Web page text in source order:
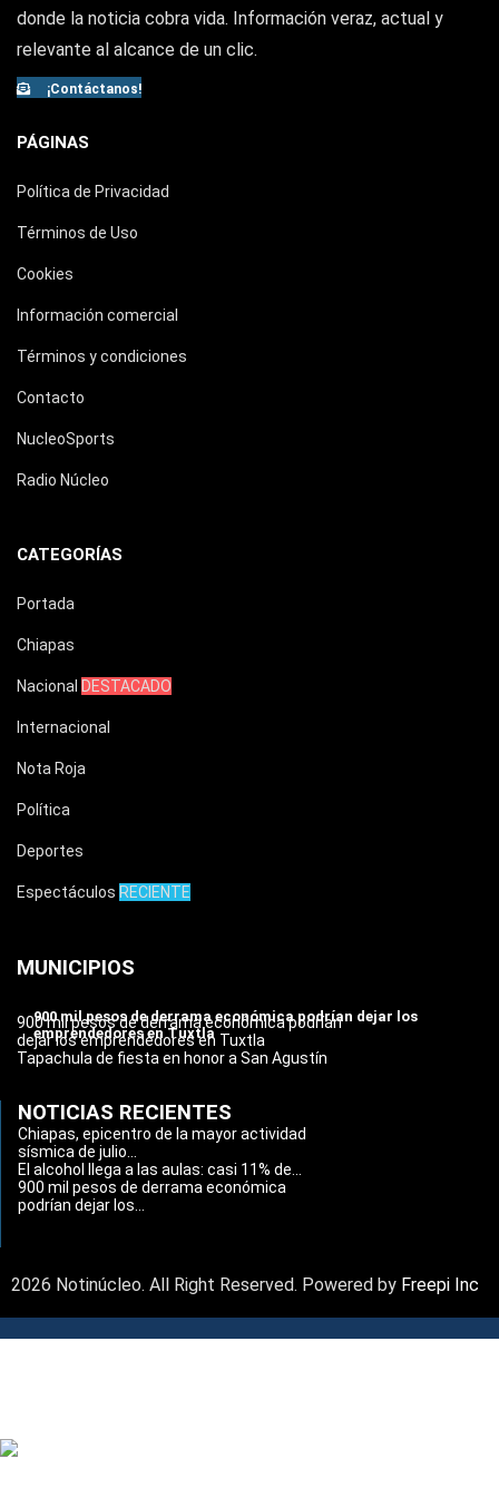
donde la noticia cobra vida. Información veraz, actual y
relevante al alcance de un clic.
¡Contáctanos!
PÁGINAS
Política de Privacidad
Términos de Uso
Cookies
Información comercial
Términos y condiciones
Contacto
NucleoSports
Radio Núcleo
CATEGORÍAS
Portada
Chiapas
Nacional DESTACADO
Internacional
Nota Roja
Política
Deportes
Espectáculos RECIENTE
MUNICIPIOS
900 mil pesos de derrama económica podrían dejar los
emprendedores en Tuxtla
900 mil pesos de derrama económica podrían
dejar los emprendedores en Tuxtla
Tapachula de fiesta en honor a San Agustín
NOTICIAS RECIENTES
Chiapas, epicentro de la mayor actividad
sísmica de julio...
El alcohol llega a las aulas: casi 11% de...
900 mil pesos de derrama económica
podrían dejar los...
2026 Notinúcleo. All Right Reserved. Powered by Freepi Inc